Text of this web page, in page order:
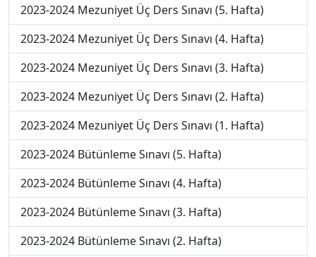
2023-2024 Mezuniyet Üç Ders Sınavı (5. Hafta)
2023-2024 Mezuniyet Üç Ders Sınavı (4. Hafta)
2023-2024 Mezuniyet Üç Ders Sınavı (3. Hafta)
2023-2024 Mezuniyet Üç Ders Sınavı (2. Hafta)
2023-2024 Mezuniyet Üç Ders Sınavı (1. Hafta)
2023-2024 Bütünleme Sınavı (5. Hafta)
2023-2024 Bütünleme Sınavı (4. Hafta)
2023-2024 Bütünleme Sınavı (3. Hafta)
2023-2024 Bütünleme Sınavı (2. Hafta)